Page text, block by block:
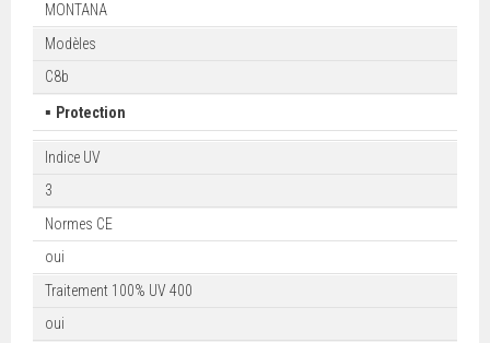
MONTANA
Modèles
C8b
▪ Protection
Indice UV
3
Normes CE
oui
Traitement 100% UV 400
oui